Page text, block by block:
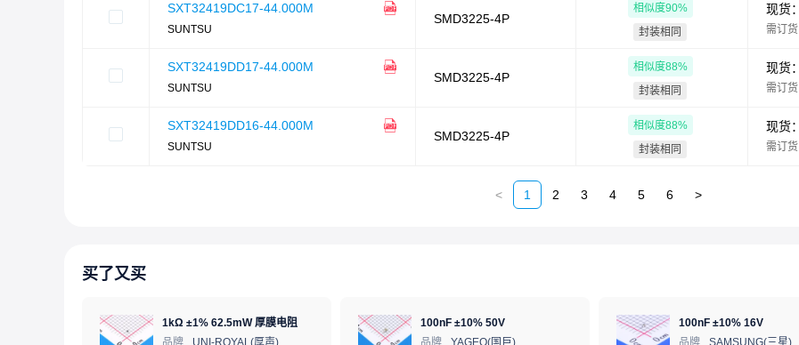
SXT32419DC17-44.000M
SUNTSU
SMD3225-4P
相似度90%
封装相同
现货：
需订货
SXT32419DD17-44.000M
SUNTSU
SMD3225-4P
相似度88%
封装相同
现货：
需订货
SXT32419DD16-44.000M
SUNTSU
SMD3225-4P
相似度88%
封装相同
现货：
需订货
< 1 2 3 4 5 6 >
买了又买
1kΩ ±1% 62.5mW 厚膜电阻
品牌
UNI-ROYAL(厚声)
100nF ±10% 50V
品牌
YAGEO(国巨)
100nF ±10% 16V
品牌
SAMSUNG(三星)